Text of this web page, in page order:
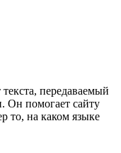
передава­емый
Он помо­гает сайту
то, на каком языке